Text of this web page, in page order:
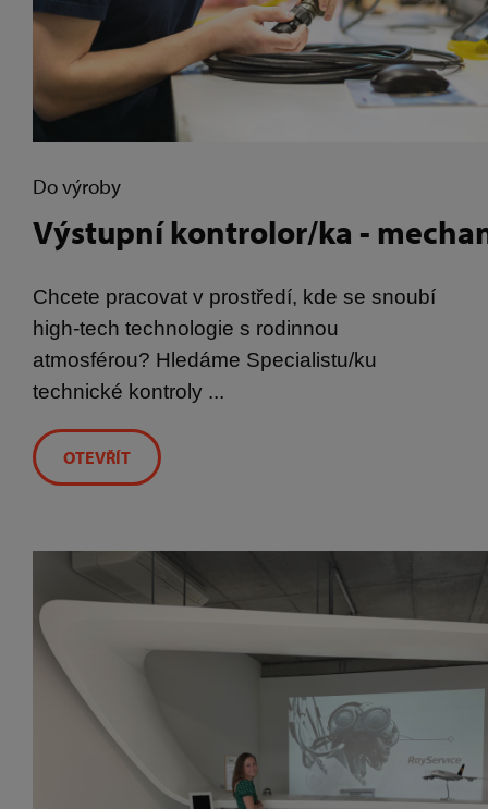
Do výroby
Výstupní kontrolor/ka -
Chcete pracovat v prostředí, kde se snoubí
high-tech technologie s rodinnou
atmosférou? Hledáme Specialistu/ku
technické kontroly ...
OTEVŘÍT